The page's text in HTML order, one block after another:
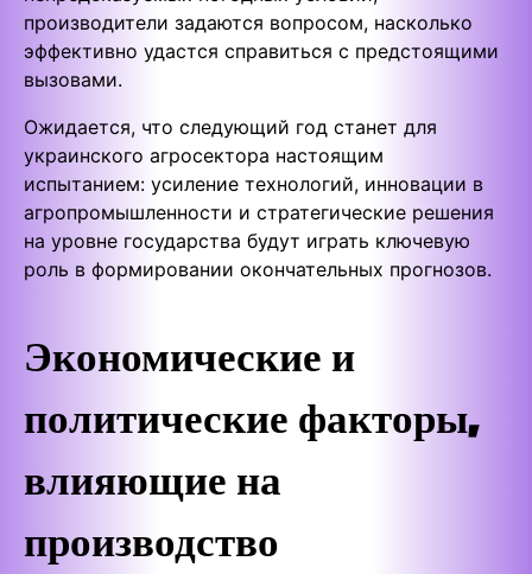
производители задаются вопросом, насколько
эффективно удастся справиться с предстоящими
вызовами.
Ожидается, что следующий год станет для
украинского агросектора настоящим
испытанием: усиление технологий, инновации в
агропромышленности и стратегические решения
на уровне государства будут играть ключевую
роль в формировании окончательных прогнозов.
Экономические и
политические факторы,
влияющие на
производство